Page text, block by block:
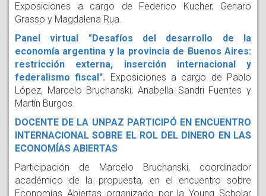
Exposiciones a cargo de Federico Kucher, Genaro
Grasso y Magdalena Rua.
Panel virtual "Desafíos del desarrollo de la
economía argentina y la provincia de Buenos Aires:
restricción externa, inserción internacional y
federalismo fiscal". Exposiciones a cargo de Pablo
López, Marcelo Bruchanski, Anabella Sandri Fuentes y
Martín Burgos.
DOCENTE DE LA UNPAZ PARTICIPÓ EN ENCUENTRO
INTERNACIONAL SOBRE EL ROL DEL DINERO EN LAS
ECONOMÍAS ABIERTAS
Participación de Marcelo Bruchanski, coordinador
académico de la propuesta, en el encuentro sobre
Economías Abiertas organizado por la Young Scholar